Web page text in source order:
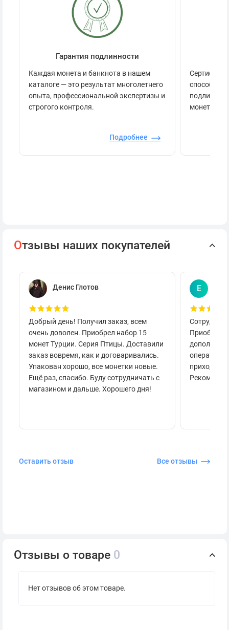
Гарантия подлинности
Каждая монета и банкнота в нашем
каталоге — это результат многолетнего
опыта, профессиональной экспертизы и
строгого контроля.
Подробнее
способов
монеты.
Отзывы наших покупателей
Денис Глотов
Добрый день! Получил заказ, всем
очень доволен. Приобрел набор 15
монет Турции. Серия Птицы. Доставили
заказ вовремя, как и договаривались.
Упакован хорошо, все монетки новые.
Ещё раз, спасибо. Буду сотрудничать с
магазином и дальше. Хорошего дня!
Е
приходило
Оставить отзыв Все отзывы
Отзывы о товаре 0
Нет отзывов об этом товаре.